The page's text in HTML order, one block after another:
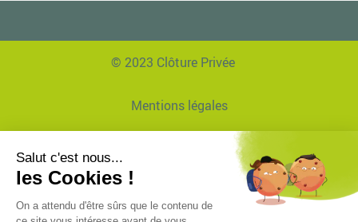
© 2023 Clôture Privée
Mentions légales
Données personnelles
Réalisation Agence EVVI